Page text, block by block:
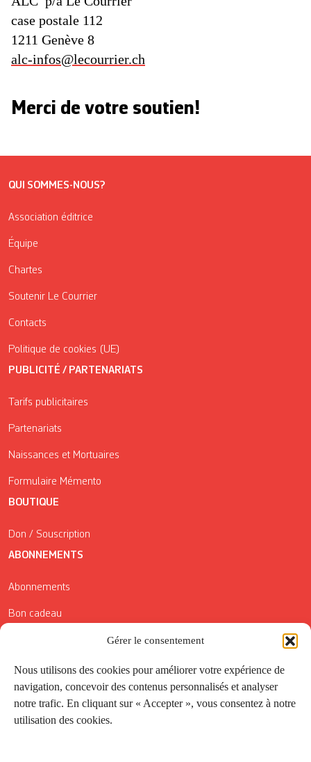
Gérer le consentement
Nous utilisons des cookies pour améliorer votre expérience de
navigation, concevoir des contenus personnalisés et analyser
notre trafic. En cliquant sur « Accepter », vous consentez à notre
utilisation des cookies.
case postale 112
1211 Genève 8
alc-infos@lecourrier.ch
Merci de votre soutien!
QUI SOMMES-NOUS?
Association éditrice
Équipe
Chartes
Soutenir Le Courrier
Contacts
Politique de cookies (UE)
PUBLICITÉ / PARTENARIATS
Tarifs publicitaires
Partenariats
Naissances et Mortuaires
Formulaire Mémento
BOUTIQUE
Don / Souscription
ABONNEMENTS
Abonnements
Bon cadeau
Conditions générales de vente
Réductions de la Carte Côté Courrier
Application